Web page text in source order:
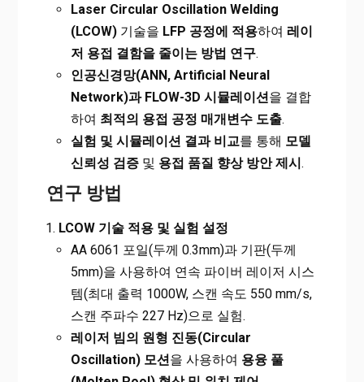
Laser Circular Oscillation Welding
(LCOW)기술을 LFP 공정에 적용하여 레이
저 용접 결함을 줄이는 방법 연구.
인공신경망(ANN, Artificial Neural
Network)과 FLOW-3D 시뮬레이션을 결합
하여 최적의 용접 공정 매개변수 도출.
실험 및 시뮬레이션 결과 비교를 통해 모델
신뢰성 검증및 용접 품질 향상 방안 제시.
연구 방법
LCOW 기술 적용 및 실험 설정
AA 6061 포일(두께 0.3mm)과 기판(두께
5mm)을 사용하여 연속 파이버 레이저 시스
템(최대 출력 1000W, 스캔 속도 550 mm/s,
스캔 주파수 227 Hz)으로 실험.
레이저 빔의 원형 진동(Circular
Oscillation) 모션을 사용하여 용융 풀